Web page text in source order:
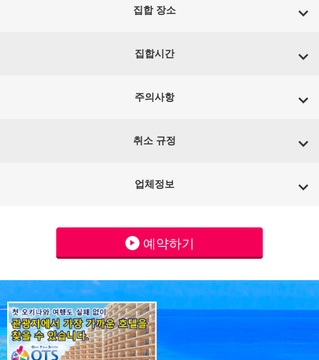
집합 장소
집합시간
주의사항
취소 규정
업체정보
예약하기